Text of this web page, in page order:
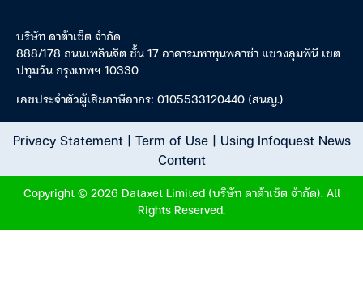
บริษัท ดาต้าเซ็ต จำกัด
888/178 ถนนเพลินจิต ชั้น 17 อาคารมหาทุนพลาซ่า แขวงลุมพินี เขต
ปทุมวัน กรุงเทพฯ 10330
เลขประจำตัวผู้เสียภาษีอากร: 0105533120440 (สนญ.)
Privacy Statement| Term of Use| Using Infoquest News
Content
Copyright © 2026 Dataxet Limited (บริษัท ดาต้าเซ็ต จำกัด). All
Rights Reserved.